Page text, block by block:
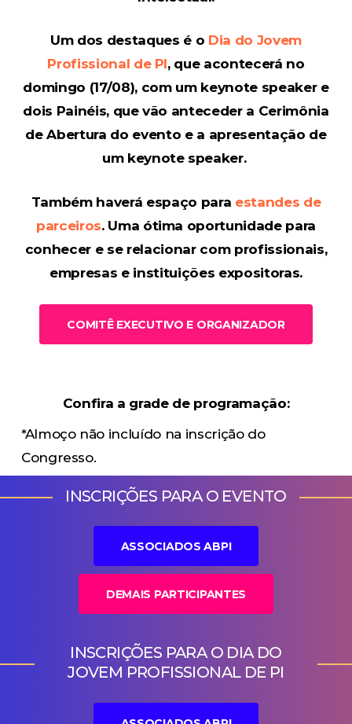
Um dos destaques é o Dia do Jovem
Profissional de PI, que acontecerá no
domingo (17/08), com um keynote speaker e
dois Painéis, que vão anteceder a Cerimônia
de Abertura do evento e a apresentação de
um keynote speaker.
Também haverá espaço para estandes de
parceiros. Uma ótima oportunidade para
conhecer e se relacionar com profissionais,
empresas e instituições expositoras.
COMITÊ EXECUTIVO E ORGANIZADOR
Confira a grade de programação:
*Almoço não incluído na inscrição do
Congresso.
INSCRIÇÕES PARA O EVENTO
ASSOCIADOS ABPI
DEMAIS PARTICIPANTES
INSCRIÇÕES PARA O DIA DO
JOVEM PROFISSIONAL DE PI